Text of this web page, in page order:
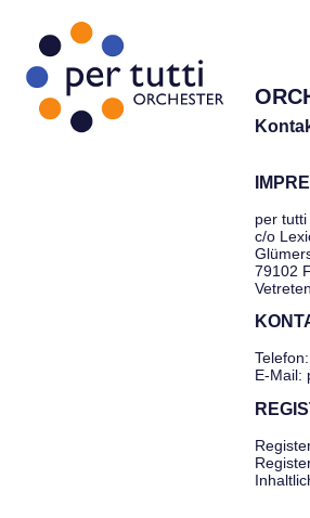
per tutti
c/o
79102
E-Mail: